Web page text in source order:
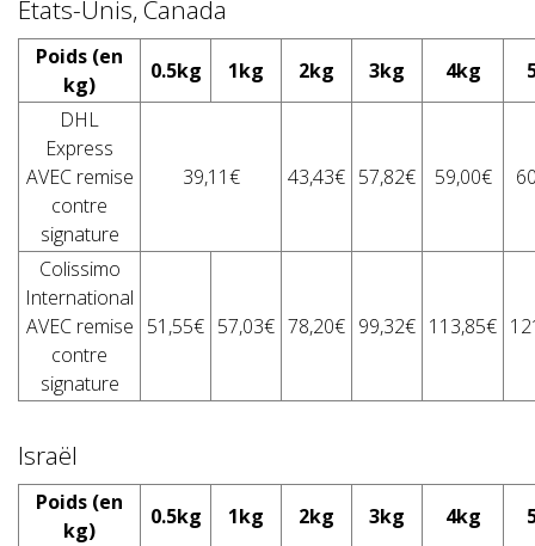
Etats-Unis, Canada
Poids (en
kg)
0.5kg 1kg 2kg 3kg 4kg
DHL
Express
AVEC remise
contre
signature
39,11€ 43,43€ 57,82€ 59,00€
Colissimo
International
AVEC remise
contre
signature
51,55€ 57,03€ 78,20€ 99,32€ 113,85€
Israël
Poids (en
kg)
0.5kg 1kg 2kg 3kg 4kg